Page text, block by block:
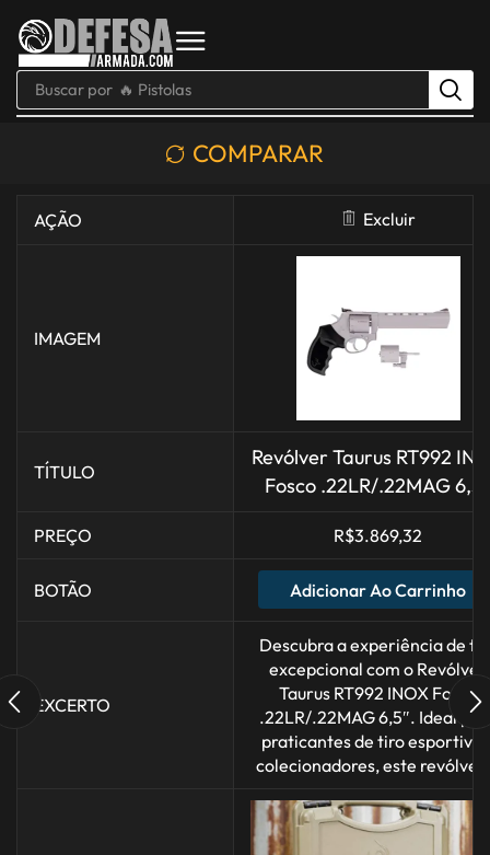
Buscar por 🔥 Pistolas
COMPARAR
AÇÃO Excluir
IMAGEM
TÍTULO
Revólver Taurus RT992
Fosco .22LR/.22MAG 6,5″
PREÇO R$3.869,32
BOTÃO Adicionar Ao Carrinho
EXCERTO
Descubra a experiência de
excepcional com o Revólver
Taurus RT992 INOX Fosco
.22LR/.22MAG 6,5″. Ideal
praticantes de tiro esportivo
colecionadores, este